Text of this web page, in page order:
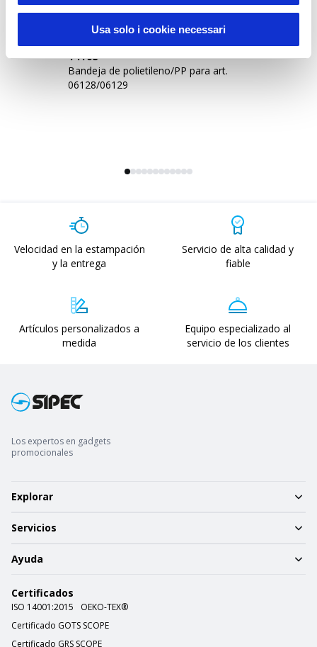
Usa solo i cookie necessari
14108
Bandeja de polietileno/PP para art.
06128/06129
Velocidad en la estampación
y la entrega
Servicio de alta calidad y
fiable
Artículos personalizados a
medida
Equipo especializado al
servicio de los clientes
Los expertos en gadgets
promocionales
Explorar
Servicios
Ayuda
Certificados
ISO 14001:2015
OEKO-TEX®
Certificado GOTS SCOPE
Certificado GRS SCOPE